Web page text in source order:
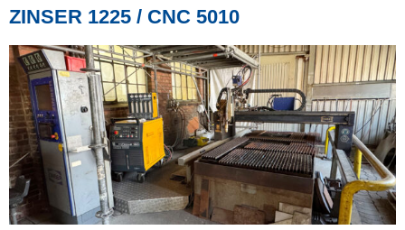
ZINSER 1225 / CNC 5010